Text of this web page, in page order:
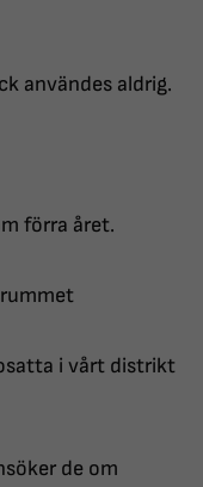
användes aldrig.
förra året.
i vårt distrikt
de om